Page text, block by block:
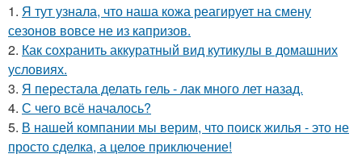
1. Я тут узнала, что наша кожа реагирует на смену
сезонов вовсе не из капризов.
2. Как сохранить аккуратный вид кутикулы в домашних
условиях.
3. Я перестала делать гель - лак много лет назад.
4. С чего всё началось?
5. В нашей компании мы верим, что поиск жилья - это не
просто сделка, а целое приключение!